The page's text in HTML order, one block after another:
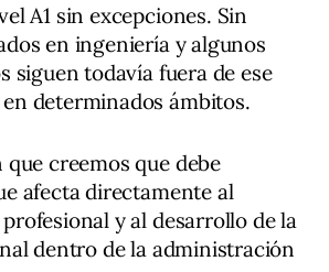
A1 sin excepciones. Sin
en ingeniería y algunos
siguen todavía fuera de ese
determinados ámbitos.
creemos que debe
afecta directamente al
y al desarrollo de la
dentro de la administración